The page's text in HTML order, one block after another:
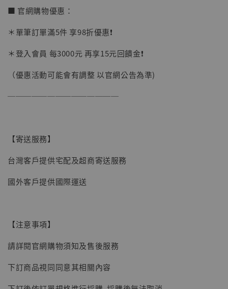
子彈飛 鵝城縣長 張麻子 [BK01]
NT$ 5,300
■ 官網購物優惠：
＊單筆訂單滿5件 享98折優惠❗️
＊登入會員 每3000元 再享15元回饋金❗️
（優惠活動可能會有調整 以官網公告為準)
──────────────
【寄送服務】
台灣客戶提供宅配及超商寄送服務
國外客戶提供國際運送
【注意事項】
請詳閱官網購物須知及售後服務
下訂商品視同同意其相關內容